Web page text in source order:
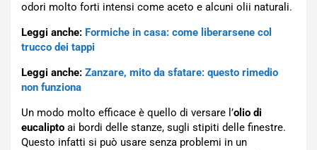
odori molto forti intensi come aceto e alcuni olii naturali.
Leggi anche: Formiche in casa: come liberarsene col
trucco dei tappi
Leggi anche: Zanzare, mito da sfatare: questo rimedio
non funziona
Un modo molto efficace è quello di versare l’olio di
eucalipto ai bordi delle stanze, sugli stipiti delle finestre.
Questo infatti si può usare senza problemi in un